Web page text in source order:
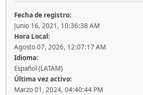
Fecha de registro:
Junio 16, 2021, 10:36:38 AM
Hora Local:
Agosto 07, 2026, 12:07:17 AM
Idioma:
Español (LATAM)
Última vez activo:
Marzo 01, 2024, 04:40:44 PM